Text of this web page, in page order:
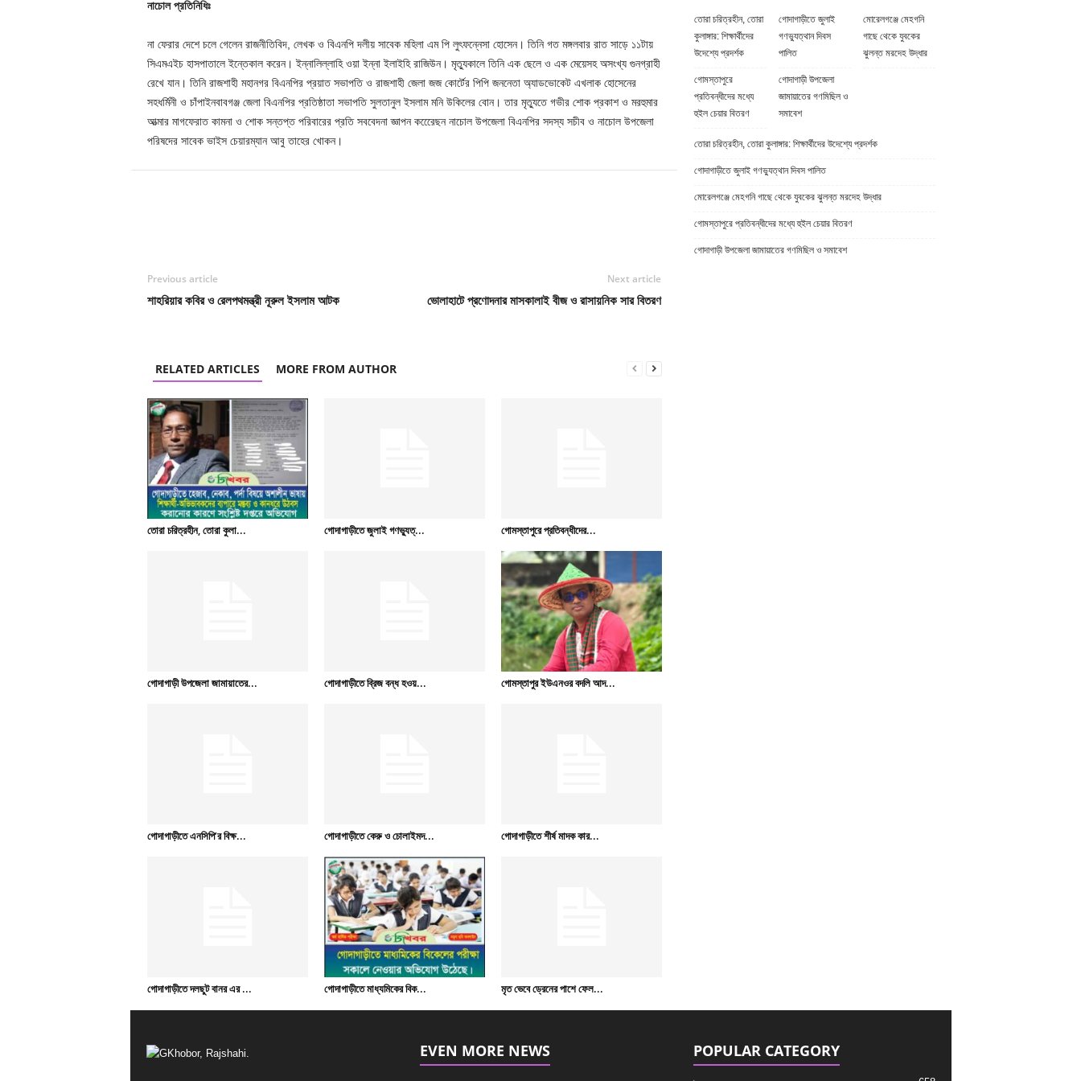
নাচোল প্রতিনিধিঃ
না ফেরার দেশে চলে গেলেন রাজনীতিবিদ, লেখক ও বিএনপি দলীয় সাবেক মহিলা এম পি লুৎফন্নেসা হোসেন। তিনি গত মঙ্গলবার রাত সাড়ে ১১টায়
সিএমএইচ হাসপাতালে ইন্তেকাল করেন। ইন্নালিল্লাহি ওয়া ইন্না ইলাইহি রাজিউন। মৃত্যুকালে তিনি এক ছেলে ও এক মেয়েসহ অসংখ্য গুনগ্রাহী
রেখে যান। তিনি রাজশাহী মহানগর বিএনপির প্রয়াত সভাপতি ও রাজশাহী জেলা জজ কোর্টের পিপি জননেতা অ্যাডভোকেট এখলাক হোসেনের
সহধর্মিনী ও চাঁপাইনবাবগঞ্জ জেলা বিএনপির প্রতিষ্ঠাতা সভাপতি সুলতানুল ইসলাম মনি উকিলের বোন। তার মৃত্যুতে গভীর শোক প্রকাশ ও মরহুমার
আত্মার মাগফেরাত কামনা ও শোক সন্তপ্ত পরিবারের প্রতি সববেদনা জ্ঞাপন করেেেছন নাচোল উপজেলা বিএনপির সদস্য সচীব ও নাচোল উপজেলা
পরিষদের সাবেক ভাইস চেয়ারম্যান আবু তাহের খোকন।
Previous article
শাহরিয়ার কবির ও রেলপথমন্ত্রী নূরুল ইসলাম আটক
Next article
ভোলাহাটে প্রণোদনার মাসকালাই বীজ ও রাসায়নিক সার বিতরণ
RELATED ARTICLES MORE FROM AUTHOR
তোরা চরিত্রহীন, তোরা কুলা... গোদাগাড়ীতে জুলাই গণভ্যুত্... গোমস্তাপুরে প্রতিবন্ধীদের...
গোদাগাড়ী উপজেলা জামায়াতের... গোদাগাড়ীতে ব্রিজ বন্ধ হওয়... গোমস্তাপুর ইউএনওর বদলি আদ...
গোদাগাড়ীতে এনসিপি’র বিক্ষ... গোদাগাড়ীতে কেরু ও চোলাইমদ... গোদাগাড়ীতে শীর্ষ মাদক কার...
গোদাগাড়ীতে দলছুট বানর এর ... গোদাগাড়ীতে মাধ্যমিকের বিক... মৃত ভেবে ড্রেনের পাশে ফেল...
তোরা চরিত্রহীন, তোরা
কুলাঙ্গার: শিক্ষার্থীদের
উদেশ্যে প্রদর্শক
গোদাগাড়ীতে জুলাই
গণভ্যুত্থান দিবস
পালিত
মোরেলগঞ্জে মেহগনি
গাছে থেকে যুবকের
ঝুলন্ত মরদেহ উদ্ধার
গোমস্তাপুরে
প্রতিবন্ধীদের মধ্যে
হুইল চেয়ার বিতরণ
গোদাগাড়ী উপজেলা
জামায়াতের গণমিছিল ও
সমাবেশ
তোরা চরিত্রহীন, তোরা কুলাঙ্গার: শিক্ষার্থীদের উদেশ্যে প্রদর্শক
গোদাগাড়ীতে জুলাই গণভ্যুত্থান দিবস পালিত
মোরেলগঞ্জে মেহগনি গাছে থেকে যুবকের ঝুলন্ত মরদেহ উদ্ধার
গোমস্তাপুরে প্রতিবন্ধীদের মধ্যে হুইল চেয়ার বিতরণ
গোদাগাড়ী উপজেলা জামায়াতের গণমিছিল ও সমাবেশ
EVEN MORE NEWS POPULAR CATEGORY